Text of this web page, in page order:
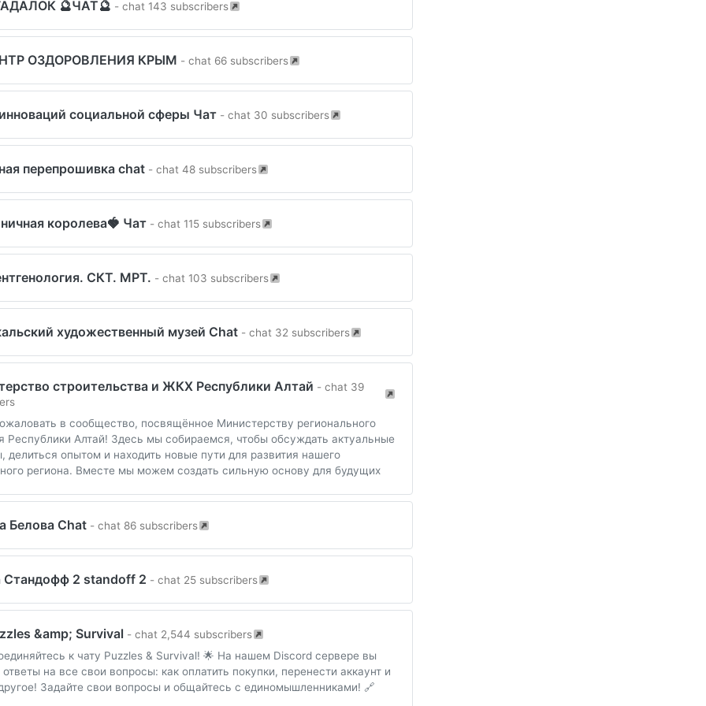
🔮ЧАТ🔮 - chat 143 subscribers
ОЗДОРОВЛЕНИЯ КРЫМ - chat 66 subscribers
социальной сферы Чат - chat 30 subscribers
перепрошивка chat - chat 48 subscribers
королева🍓 Чат - chat 115 subscribers
СКТ. МРТ. - chat 103 subscribers
художественный музей Chat - chat 32 subscribers
строительства и ЖКХ Республики Алтай - chat 39
в сообщество, посвящённое Министерству регионального
Республики Алтай! Здесь мы собираемся, чтобы обсуждать актуальные
делиться опытом и находить новые пути для развития нашего
региона. Вместе мы можем создать сильную основу для будущих
Белова Chat - chat 86 subscribers
Стандофф 2 standoff 2 - chat 25 subscribers
&amp; Survival - chat 2,544 subscribers
к чату Puzzles & Survival! 🌟 На нашем Discord сервере вы
на все свои вопросы: как оплатить покупки, перенести аккаунт и
Задайте свои вопросы и общайтесь с единомышленниками! 🔗